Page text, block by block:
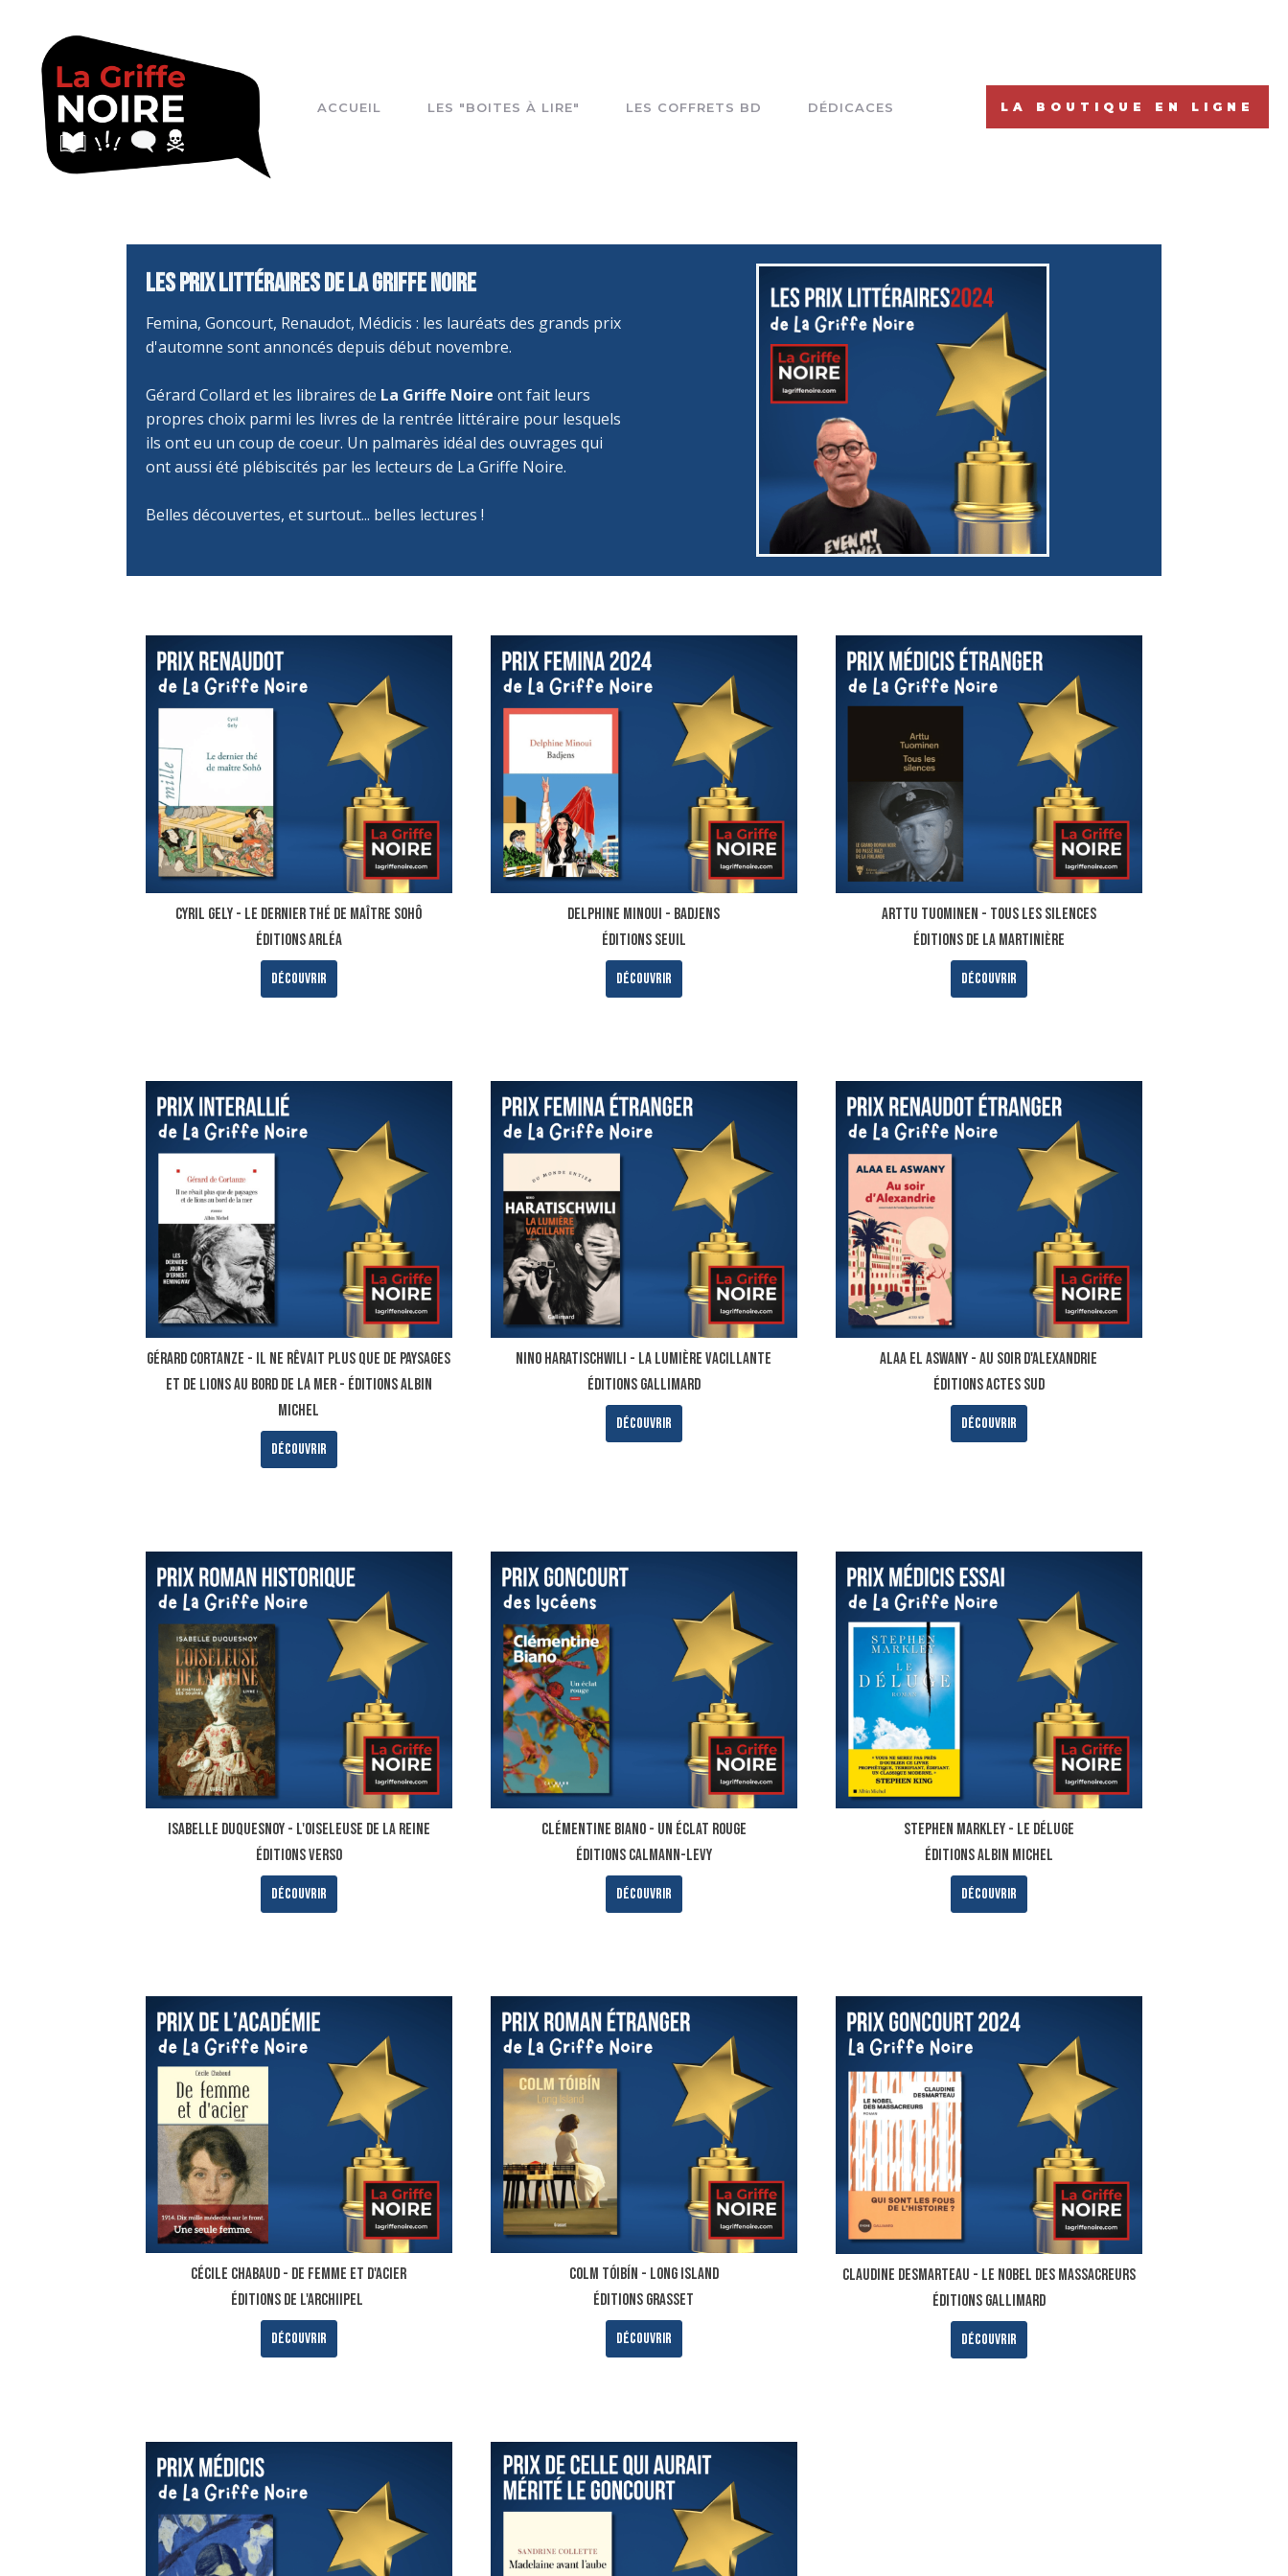
ACCUEIL LES "BOITES À LIRE" LES COFFRETS BD DÉDICACES LA BOUTIQUE EN LIGNE
Les prix littéraires de La Griffe Noire
Femina, Goncourt, Renaudot, Médicis : les lauréats des grands prix
d'automne sont annoncés depuis début novembre.
Gérard Collard et les libraires de La Griffe Noire ont fait leurs
propres choix parmi les livres de la rentrée littéraire pour lesquels
ils ont eu un coup de coeur. Un palmarès idéal des ouvrages qui
ont aussi été plébiscités par les lecteurs de La Griffe Noire.
Belles découvertes, et surtout... belles lectures !
Cyril Gely - LE DERNIER THÉ DE MAÎTRE SOHÔ
ÉDITIONS ARLÉA
Découvrir
DELPHINE MINOUI - BADJENS
ÉDITIONS SEUIL
Découvrir
ARTTU TUOMINEN - TOUS LES SILENCES
ÉDITIONS DE LA MARTINIÈRE
Découvrir
Gérard Cortanze - Il ne rêvait plus que de paysages
et de lions au bord de la mer - ÉDITIONS ALBIN
MICHEL
Découvrir
Nino Haratischwili - La lumière vacillante
ÉDITIONS GALLIMARD
Découvrir
Alaa El Aswany - Au soir d'Alexandrie
ÉDITIONS ACTES SUD
Découvrir
ISABELLE DUQUESNOY - L'OISELEUSE DE LA REINE
ÉDITIONS VERSO
Découvrir
Clémentine Biano - UN ÉCLAT ROUGE
ÉDITIONS CALMANN-LEVY
Découvrir
Stephen Markley - Le DÉLUGE
ÉDITIONS ALBIN MICHEL
Découvrir
Cécile Chabaud - De femme et d'acier
ÉDITIONS DE L'ARCHIIPEL
Découvrir
Colm Tóibín - LONG ISLAND
ÉDITIONS GRASSET
Découvrir
Claudine Desmarteau - Le nobel des massacreurs
ÉDITIONS GALLIMARD
Découvrir